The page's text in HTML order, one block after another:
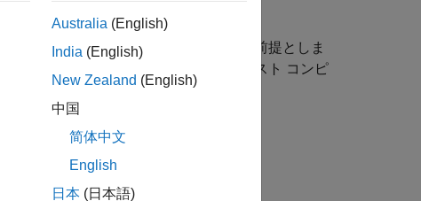
理 CPU コアが搭載されていることを前提としま
値は、8 つの物理 CPU コアをもつホスト コンピ
Australia (English)
India (English)
New Zealand (English)
中国
简体中文
English
日本 (日本語)